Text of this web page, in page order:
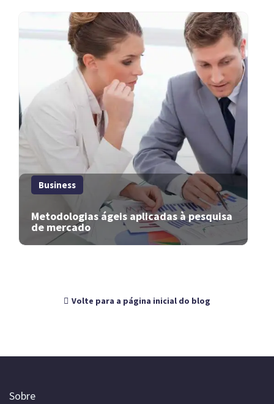
Business
Metodologias ágeis aplicadas à pesquisa
de mercado
Volte para a página inicial do blog
Sobre